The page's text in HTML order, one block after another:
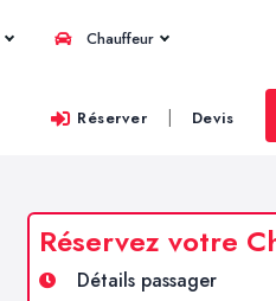
Chauffeur
Réserver | Devis
Réservez votre
Détails passager